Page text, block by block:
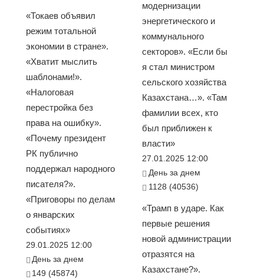
«Токаев объявил
режим тотальной
экономии в стране».
«Хватит мыслить
шаблонами!».
«Налоговая
перестройка без
права на ошибку».
«Почему президент
РК публично
поддержал народного
писателя?».
«Приговоры по делам
о январских
событиях»
29.01.2025 12:00
День за днем
149 (45874)
модернизации
энергетического и
коммунального
секторов». «Если бы
я стал министром
сельского хозяйства
Казахстана…». «Там
фамилии всех, кто
был приближен к
власти»
27.01.2025 12:00
День за днем
1128 (40536)
«Трамп в ударе. Как
первые решения
новой администрации
отразятся на
Казахстане?».